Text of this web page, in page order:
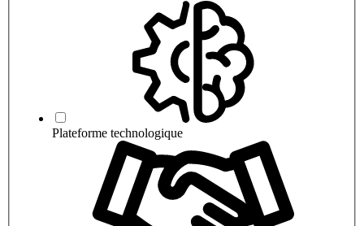
Plateforme technologique